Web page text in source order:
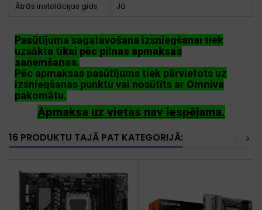
Ātrās instalācijas gids
Jā
Pasūtījuma sagatavošana izsniegšanai tiek
uzsākta tikai pēc pilnas apmaksas
saņemšanas.
Pēc apmaksas pasūtījums tiek pārvietots uz
izsniegšanas punktu vai nosūtīts ar Omniva
pakomātu.
Apmaksa uz vietas nav iespējama.
16 PRODUKTU TAJĀ PAT KATEGORIJĀ: >